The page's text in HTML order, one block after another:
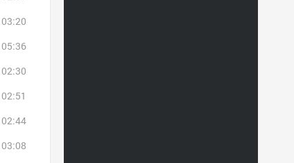
03:20
05:36
02:30
02:51
02:44
03:08